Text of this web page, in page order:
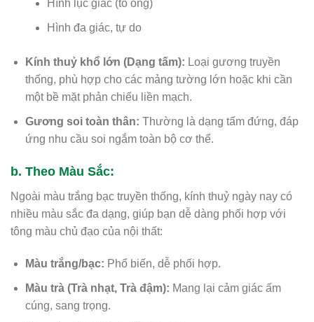
Hình lục giác (tổ ong)
Hình đa giác, tự do
Kính thuỷ khổ lớn (Dạng tấm): Loại gương truyền
thống, phù hợp cho các mảng tường lớn hoặc khi cần
một bề mặt phản chiếu liền mạch.
Gương soi toàn thân: Thường là dạng tấm đứng, đáp
ứng nhu cầu soi ngắm toàn bộ cơ thể.
b. Theo Màu Sắc:
Ngoài màu trắng bạc truyền thống, kính thuỷ ngày nay có
nhiều màu sắc đa dạng, giúp bạn dễ dàng phối hợp với
tông màu chủ đạo của nội thất:
Màu trắng/bạc: Phổ biến, dễ phối hợp.
Màu trà (Trà nhạt, Trà đậm): Mang lại cảm giác ấm
cúng, sang trọng.